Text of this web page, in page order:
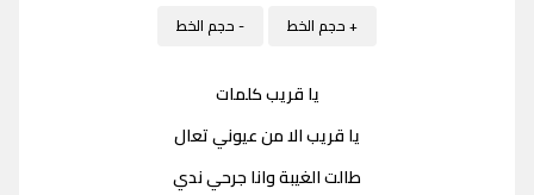
+ حجم الخط - حجم الخط
يا قريب كلمات
يا قريب الا من عيوني تعال
طالت الغيبة وانا جرحي ندي